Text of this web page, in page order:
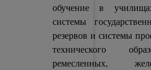
обучение в
системы
резервов и системы
технического
ремесленных,